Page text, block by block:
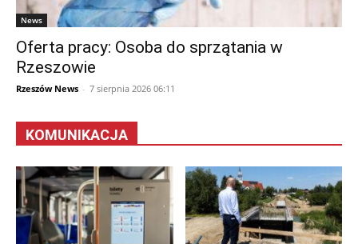
News
Oferta pracy: Osoba do sprzątania w
Rzeszowie
Rzeszów News - 7 sierpnia 2026 06:11
KOMUNIKACJA